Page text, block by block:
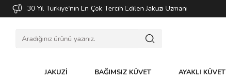
30 Yıl Türkiye'nin En Çok Tercih Edilen Jakuzi Uzmanı
JAKUZİ BAĞIMSIZ KÜVET AYAKLI KÜVET